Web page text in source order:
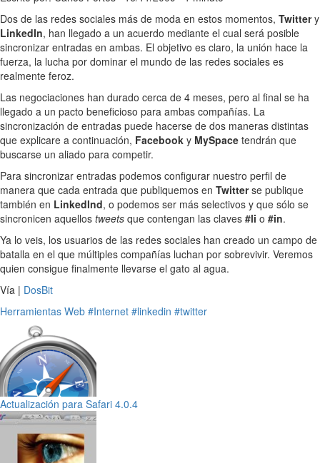
Dos de las redes sociales más de moda en estos momentos, Twittery
LinkedIn, han llegado a un acuerdo mediante el cual será posible
sincronizar entradas en ambas. El objetivo es claro, la unión hace la
fuerza, la lucha por dominar el mundo de las redes sociales es
realmente feroz.
Las negociaciones han durado cerca de 4 meses, pero al final se ha
llegado a un pacto beneficioso para ambas compañías. La
sincronización de entradas puede hacerse de dos maneras distintas
que explicare a continuación, Facebook y MySpace tendrán que
buscarse un aliado para competir.
Para sincronizar entradas podemos configurar nuestro perfil de
manera que cada entrada que publiquemos en Twitterse publique
también en LinkedInd, o podemos ser más selectivos y que sólo se
sincronicen aquellos tweets que contengan las claves #li o #in.
Ya lo veis, los usuarios de las redes sociales han creado un campo de
batalla en el que múltiples compañías luchan por sobrevivir. Veremos
quien consigue finalmente llevarse el gato al agua.
Vía | DosBit
Herramientas Web #Internet #linkedin #twitter
Actualización para Safari 4.0.4